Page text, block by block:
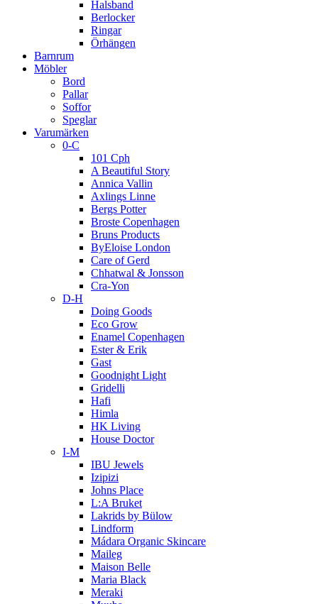
Halsband
Berlocker
Ringar
Örhängen
Barnrum
Möbler
Bord
Pallar
Soffor
Speglar
Varumärken
0-C
101 Cph
A Beautiful Story
Annica Vallin
Axlings Linne
Bergs Potter
Broste Copenhagen
Bruns Products
ByEloise London
Care of Gerd
Chhatwal & Jonsson
Cra-Yon
D-H
Doing Goods
Eco Grow
Enamel Copenhagen
Ester & Erik
Gast
Goodnight Light
Gridelli
Hafi
Himla
HK Living
House Doctor
I-M
IBU Jewels
Izipizi
Johns Place
L:A Bruket
Lakrids by Bülow
Lindform
Mádara Organic Skincare
Maileg
Maison Belle
Maria Black
Meraki